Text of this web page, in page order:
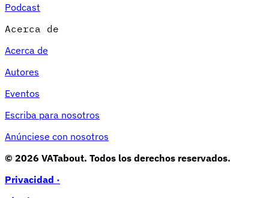
Podcast
Acerca de
Acerca de
Autores
Eventos
Escriba para nosotros
Anúnciese con nosotros
© 2026 VATabout. Todos los derechos reservados.
Privacidad ·